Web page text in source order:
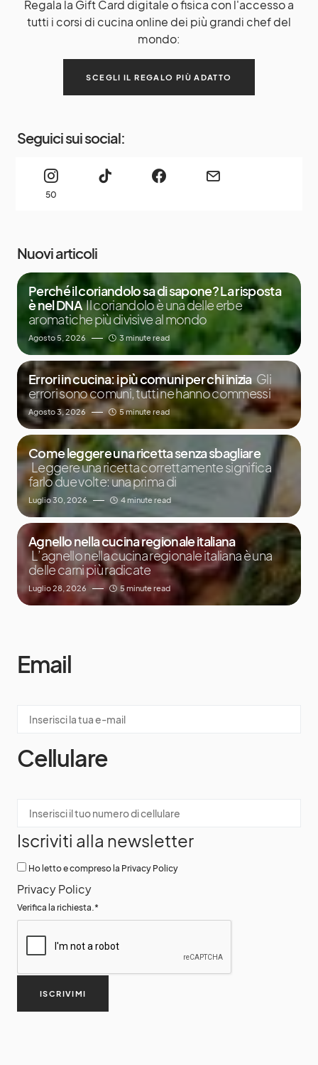
Regala la Gift Card digitale o fisica con l'accesso a
tutti i corsi di cucina online dei più grandi chef del
mondo:
SCEGLI IL REGALO PIÙ ADATTO
Seguici sui social:
50
Nuovi articoli
Perché il coriandolo sa di sapone? La risposta
è nel DNA Il coriandolo è una delle erbe
aromatiche più divisive al mondo
Agosto 5, 2026 3 minute read
Errori in cucina: i più comuni per chi inizia Gli
errori sono comuni, tutti ne hanno commessi
Agosto 3, 2026 5 minute read
Come leggere una ricetta senza sbagliare
Leggere una ricetta correttamente significa
farlo due volte: una prima di
Luglio 30, 2026 4 minute read
Agnello nella cucina regionale italiana
L’agnello nella cucina regionale italiana è una
delle carni più radicate
Luglio 28, 2026 5 minute read
Email
Cellulare
Iscriviti alla newsletter
Ho letto e compreso la Privacy Policy
Privacy Policy
Verifica la richiesta.*
ISCRIVIMI